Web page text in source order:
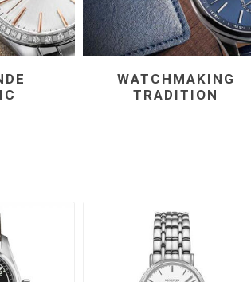
WATCHMAKING
TRADITION